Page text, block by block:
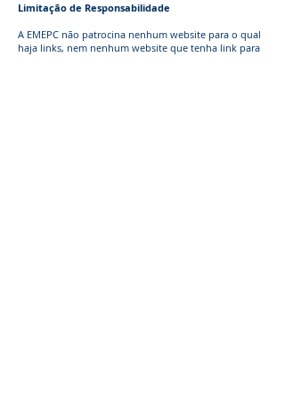
Limitação de Responsabilidade
A EMEPC não patrocina nenhum website para o qual
haja links, nem nenhum website que tenha link para